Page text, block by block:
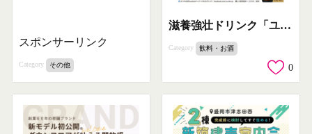
スポンサーリンク
Category その他
滋養強壮ドリンク「ユンケル黄帝」
Category 飲料・お酒
0